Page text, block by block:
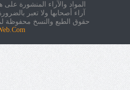
المواد والآراء المنشورة
آراء أصحابها ولا تعبر
حقوق الطبع والنسخ محفوظة